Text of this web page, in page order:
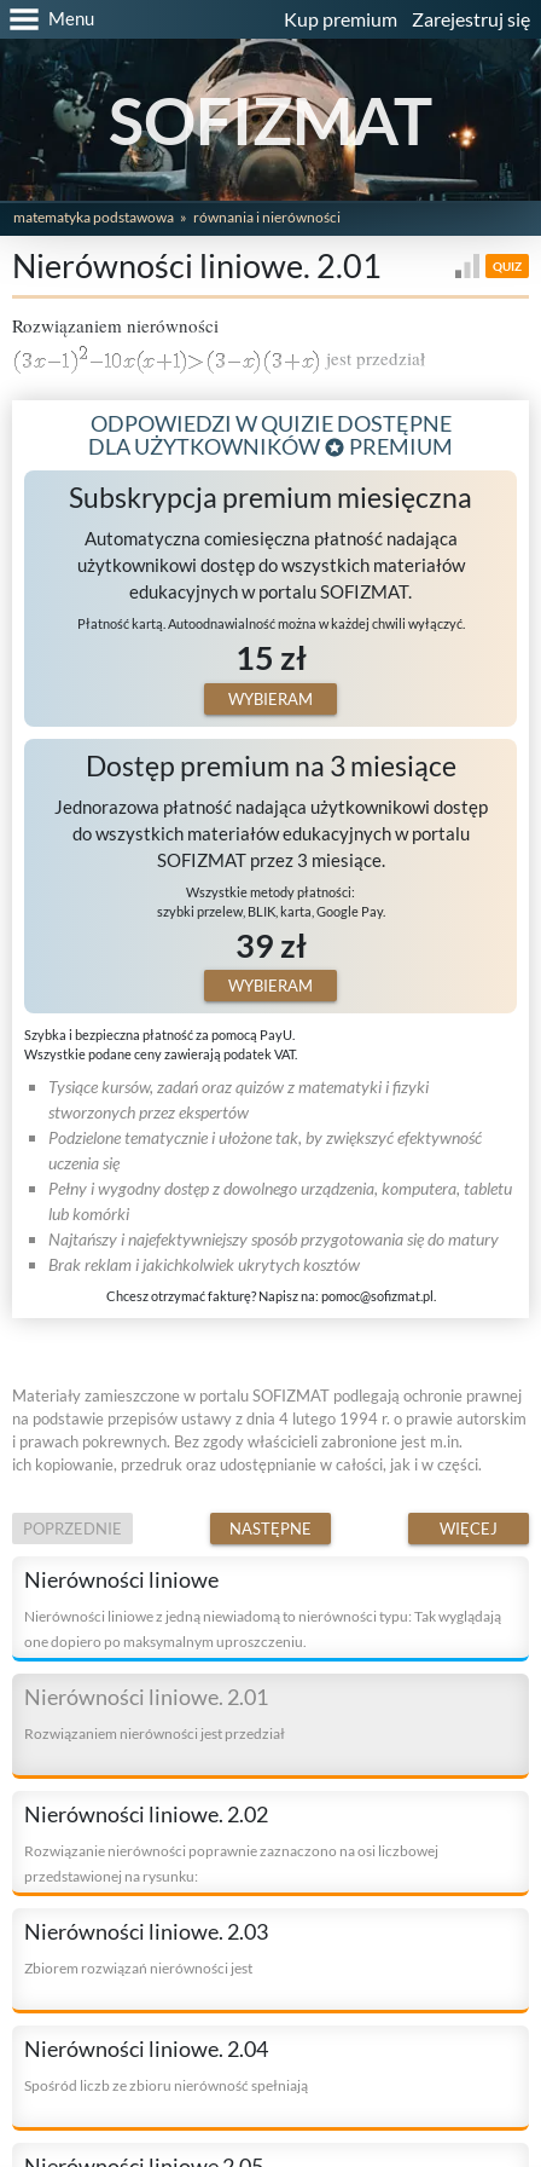
Menu Kup premium Zarejestruj się
SOFIZMAT
matematyka podstawowa równania i nierówności
Nierówności liniowe. 2.01 QUIZ
Rozwiązaniem nierówności
jest przedział
ODPOWIEDZI W QUIZIE DOSTĘPNE
DLA UŻYTKOWNIKÓW
PREMIUM
Subskrypcja premium miesięczna
Automatyczna comiesięczna płatność nadająca
użytkownikowi dostęp do wszystkich materiałów
edukacyjnych w portalu SOFIZMAT.
Płatność kartą. Autoodnawialność można w każdej chwili wyłączyć.
15 zł
WYBIERAM
Dostęp premium na 3 miesiące
Jednorazowa płatność nadająca użytkownikowi dostęp
do wszystkich materiałów edukacyjnych w portalu
SOFIZMAT przez 3 miesiące.
Wszystkie metody płatności:
szybki przelew, BLIK, karta, Google Pay.
39 zł
WYBIERAM
Szybka i bezpieczna płatność za pomocą PayU.
Wszystkie podane ceny zawierają podatek VAT.
Tysiące kursów, zadań oraz quizów z matematyki i fizyki
stworzonych przez ekspertów
Podzielone tematycznie i ułożone tak, by zwiększyć efektywność
uczenia się
Pełny i wygodny dostęp z dowolnego urządzenia, komputera, tabletu
lub komórki
Najtańszy i najefektywniejszy sposób przygotowania się do matury
Brak reklam i jakichkolwiek ukrytych kosztów
Chcesz otrzymać fakturę? Napisz na: pomoc@sofizmat.pl
Materiały zamieszczone w portalu SOFIZMAT podlegają ochronie prawnej
na podstawie przepisów ustawy z dnia 4 lutego 1994 r. o prawie autorskim
i prawach pokrewnych. Bez zgody właścicieli zabronione jest m.in.
ich kopiowanie, przedruk oraz udostępnianie w całości, jak i w części.
POPRZEDNIE NASTĘPNE WIĘCEJ
Nierówności liniowe
Nierówności liniowe z jedną niewiadomą to nierówności typu: Tak wyglądają
one dopiero po maksymalnym uproszczeniu.
Nierówności liniowe. 2.01
Rozwiązaniem nierówności jest przedział
Nierówności liniowe. 2.02
Rozwiązanie nierówności poprawnie zaznaczono na osi liczbowej
przedstawionej na rysunku:
Nierówności liniowe. 2.03
Zbiorem rozwiązań nierówności jest
Nierówności liniowe. 2.04
Spośród liczb ze zbioru nierówność spełniają